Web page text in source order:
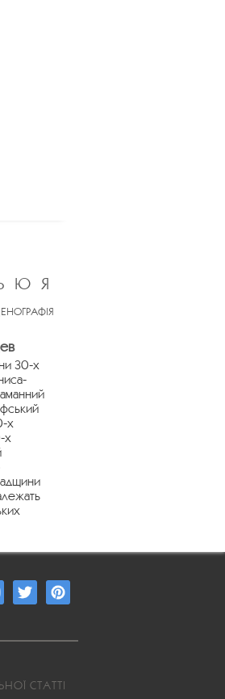
Ю Я
30-х
х
х
СТАТТІ